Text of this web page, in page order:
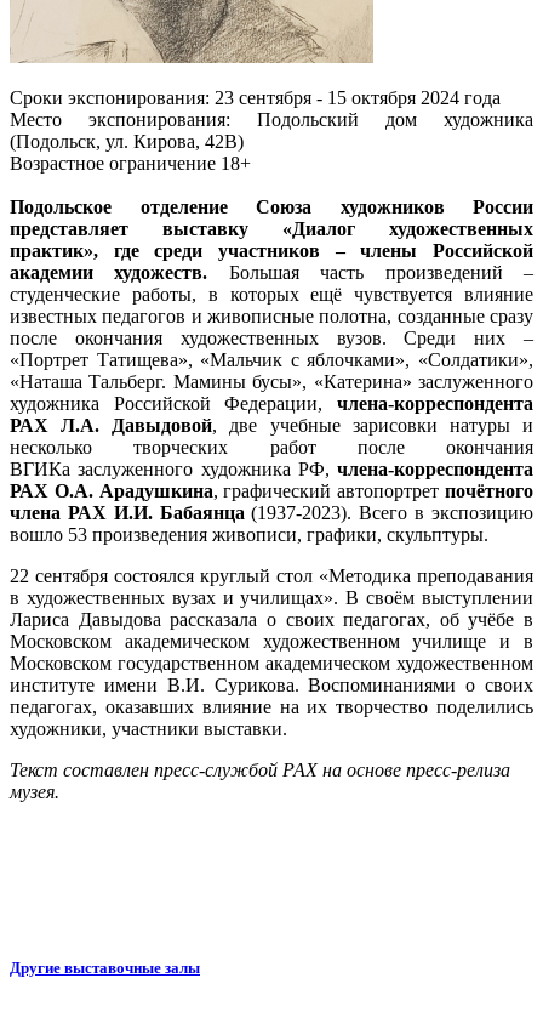
Сроки экспонирования: 23 сентября - 15 октября 2024 года
Место экспонирования: Подольский дом художника
(Подольск, ул. Кирова, 42В)
Возрастное ограничение 18+
Подольское отделение Союза художников России
представляет выставку «Диалог художественных
практик», где среди участников – члены Российской
академии художеств. Большая часть произведений –
студенческие работы, в которых ещё чувствуется влияние
известных педагогов и живописные полотна, созданные сразу
после окончания художественных вузов. Среди них –
«Портрет Татищева», «Мальчик с яблочками», «Солдатики»,
«Наташа Тальберг. Мамины бусы», «Катерина» заслуженного
художника Российской Федерации, члена-корреспондента
РАХ Л.А. Давыдовой, две учебные зарисовки натуры и
несколько творческих работ после окончания
ВГИКа заслуженного художника РФ, члена-корреспондента
РАХ О.А. Арадушкина, графический автопортретпочётного
члена РАХ И.И. Бабаянца(1937-2023). Всего в экспозицию
вошло 53 произведения живописи, графики, скульптуры.
22 сентября состоялся круглый стол «Методика преподавания
в художественных вузах и училищах». В своём выступлении
Лариса Давыдова рассказала о своих педагогах, об учёбе в
Московском академическом художественном училище и в
Московском государственном академическом художественном
институте имени В.И. Сурикова. Воспоминаниями о своих
педагогах, оказавших влияние на их творчество поделились
художники, участники выставки.
Текст составлен пресс-службой РАХ на основе пресс-релиза
музея.
Другие выставочные залы